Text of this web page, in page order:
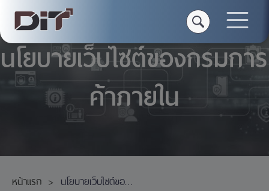
นโยบายเว็บไซต์ของกรมการ
ค้าภายใน
หน้าแรก นโยบายเว็บไซต์ของกรมการค้าภายใน